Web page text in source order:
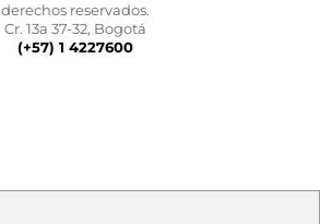
derechos reservados.
Cr. 13a 37-32, Bogotá
(+57) 1 4227600